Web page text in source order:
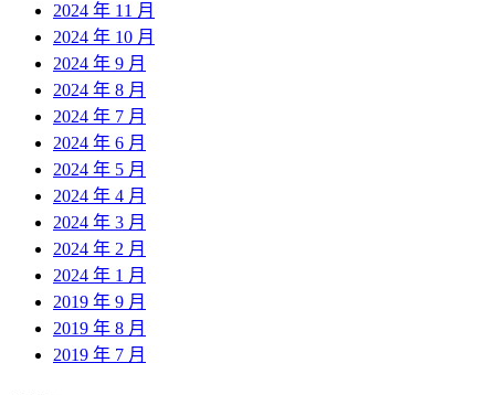
2024 年 11 月
2024 年 10 月
2024 年 9 月
2024 年 8 月
2024 年 7 月
2024 年 6 月
2024 年 5 月
2024 年 4 月
2024 年 3 月
2024 年 2 月
2024 年 1 月
2019 年 9 月
2019 年 8 月
2019 年 7 月